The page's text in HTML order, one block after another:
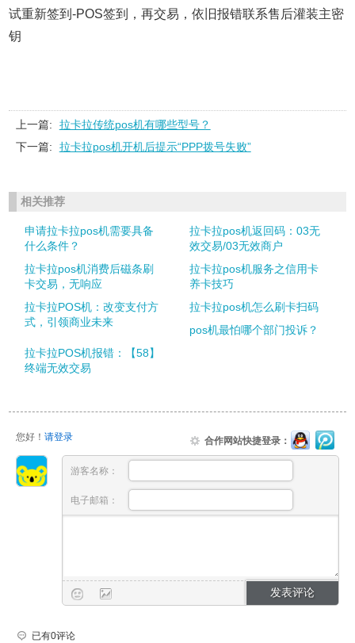
试重新签到-POS签到，再交易，依旧报错联系售后灌装主密
钥
上一篇:
拉卡拉传统pos机有哪些型号？
下一篇:
拉卡拉pos机开机后提示“PPP拨号失败”
相关推荐
申请拉卡拉pos机需要具备
什么条件？
拉卡拉pos机返回码：03无
效交易/03无效商户
拉卡拉pos机消费后磁条刷
卡交易，无响应
拉卡拉pos机服务之信用卡
养卡技巧
拉卡拉POS机：改变支付方
式，引领商业未来
拉卡拉pos机怎么刷卡扫码
pos机最怕哪个部门投诉？
拉卡拉POS机报错：【58】
终端无效交易
您好！ 请登录 合作网站快捷登录：
游客名称：
电子邮箱：
已有0评论